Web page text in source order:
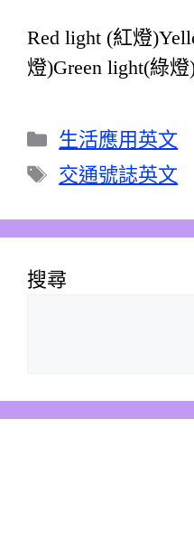
Red light (紅燈
燈)Green light(綠
分
類
生活應用英文
標
交通號誌英文
搜尋